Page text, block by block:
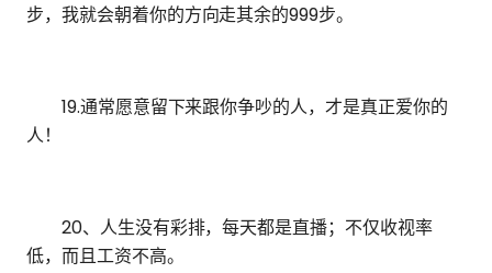
步，我就会朝着你的方向走其余的999步。
19.通常愿意留下来跟你争吵的人，才是真正爱你的
人！
20、人生没有彩排，每天都是直播；不仅收视率
低，而且工资不高。